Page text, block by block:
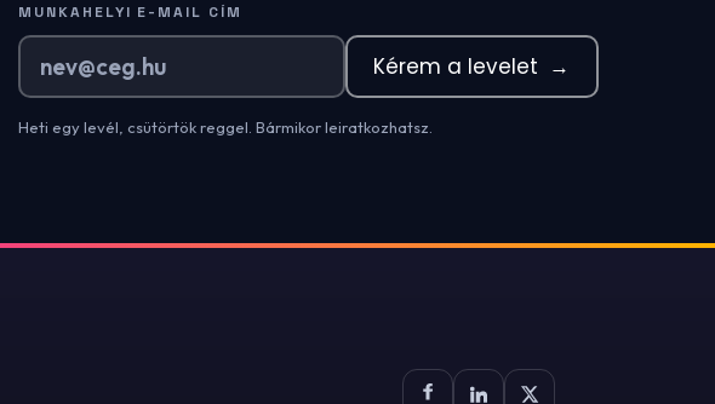
MUNKAHELYI E-MAIL CÍM
Kérem a levelet →
Heti egy levél, csütörtök reggel. Bármikor leiratkozhatsz.